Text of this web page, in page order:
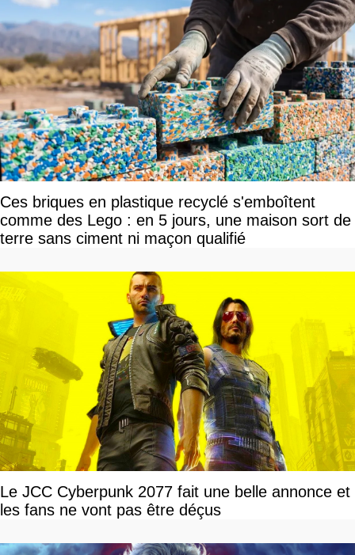
Ces briques en plastique recyclé s'emboîtent
comme des Lego : en 5 jours, une maison sort de
terre sans ciment ni maçon qualifié
Le JCC Cyberpunk 2077 fait une belle annonce et
les fans ne vont pas être déçus